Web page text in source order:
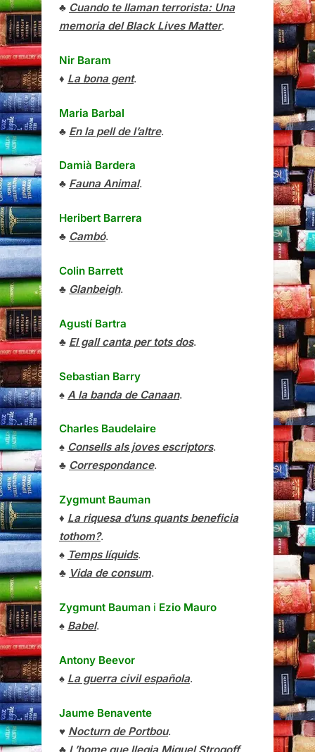
♣ Cuando te llaman terrorista: Una
memoria del Black Lives Matter.
Nir Baram
♦ La bona gent.
Maria Barbal
♣ En la pell de l’altre.
Damià Bardera
♣ Fauna Animal.
Heribert Barrera
♣ Cambó.
Colin Barrett
♣ Glanbeigh.
Agustí Bartra
♣ El gall canta per tots dos.
Sebastian Barry
♠ A la banda de Canaan.
Charles Baudelaire
♠ Consells als joves escriptors.
♣ Correspondance.
Zygmunt Bauman
♦ La riquesa d’uns quants beneficia
tothom?.
♠ Temps líquids.
♣ Vida de consum.
Zygmunt Bauman i Ezio Mauro
♠ Babel.
Antony Beevor
♠ La guerra civil española.
Jaume Benavente
♥ Nocturn de Portbou.
♣ L’home que llegia Miquel Strogoff.